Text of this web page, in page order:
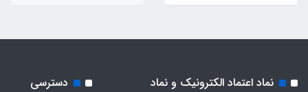
نماد اعتماد الکترونیک و نماد
دسترسی